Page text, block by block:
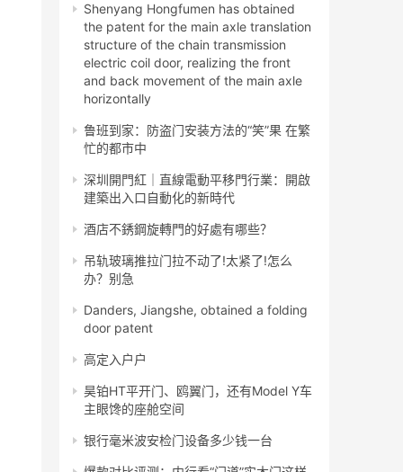
Shenyang Hongfumen has obtained
the patent for the main axle translation
structure of the chain transmission
electric coil door, realizing the front
and back movement of the main axle
horizontally
鲁班到家：防盗门安装方法的“笑”果 在繁
忙的都市中
深圳開門紅｜直線電動平移門行業：開啟
建築出入口自動化的新時代
酒店不銹鋼旋轉門的好處有哪些？
吊轨玻璃推拉门拉不动了!太紧了!怎么
办？别急
Danders, Jiangshe, obtained a folding
door patent
高定入户户
昊铂HT平开门、鸥翼门，还有Model Y车
主眼馋的座舱空间
银行毫米波安检门设备多少钱一台